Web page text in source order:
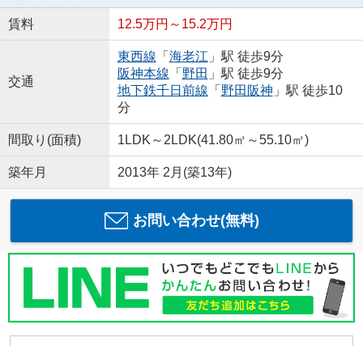
賃料 12.5万円～15.2万円
交通
東西線 「 海老江 」駅 徒歩9分
阪神本線 「 野田 」駅 徒歩9分
地下鉄千日前線 「 野田阪神 」駅 徒歩10
分
間取り(面積) 1LDK～2LDK(41.80㎡～55.10㎡)
築年月 2013年 2月(築13年)
お問い合わせ(無料)